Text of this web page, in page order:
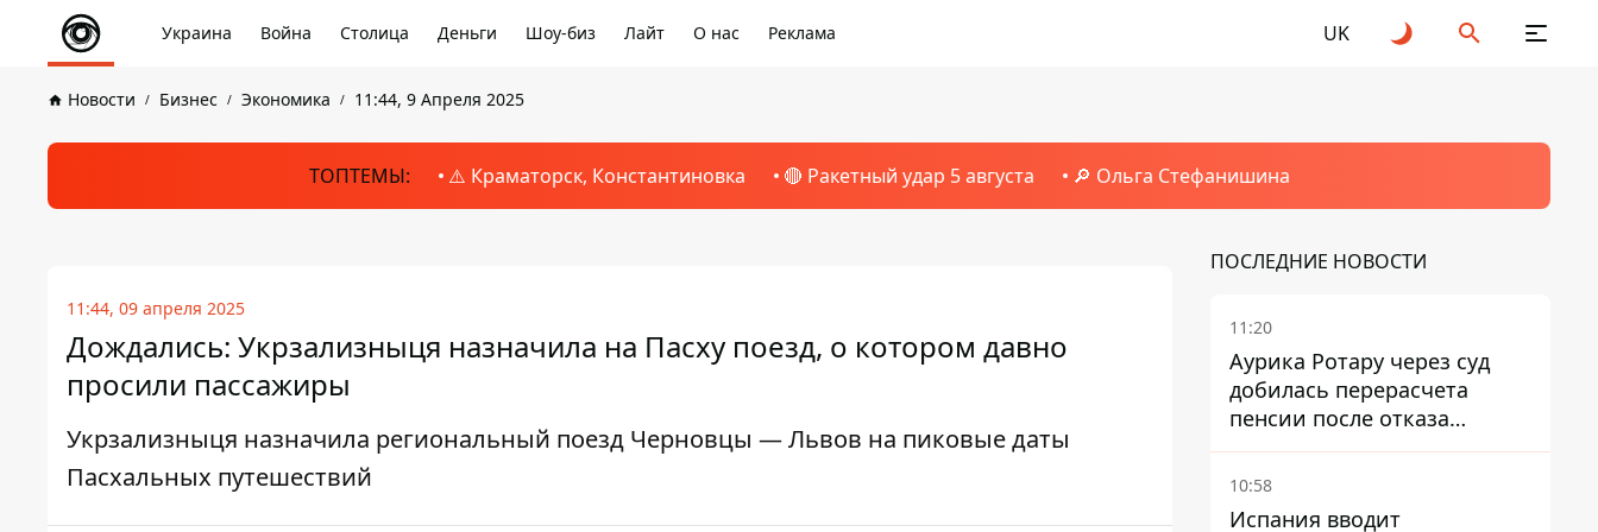
Украина Война Столица Деньги Шоу-биз Лайт О нас Реклама UK
Новости Бизнес Экономика 11:44, 9 Апреля 2025
ТОПТЕМЫ: ⚠️ Краматорск, Константиновка 🔴 Ракетный удар 5 августа 🔎 Ольга Стефанишина
11:44, 09 апреля 2025
Дождались: Укрзализныця назначила на Пасху поезд, о котором давно
просили пассажиры
Укрзализныця назначила региональный поезд Черновцы — Львов на пиковые даты
Пасхальных путешествий
ПОСЛЕДНИЕ НОВОСТИ
11:20
Аурика Ротару через суд
добилась перерасчета
пенсии после отказа
Пенсионного фонда
10:58
Испания вводит